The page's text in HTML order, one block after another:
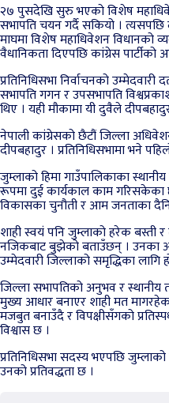
२७ पुसदेखि सुरु भएको विशेष
सभापति चयन गर्दै सकियो ।
माघमा विशेष महाधिवेशन विधानको
वैधानिकता दिएपछि कांग्रेस
प्रतिनिधिसभा निर्वाचनको
सभापति गगन र उपसभापति
थिए । यही मौकामा यी दुवैले
नेपाली कांग्रेसको छैटौं जिल्ला
दीपबहादुर । प्रतिनिधिसभामा भने
जुम्लाको हिमा गाउँपालिकाका
रूपमा दुई कार्यकाल काम गरिसकेका
विकासका चुनौती र आम जनताका
शाही स्वयं पनि जुम्लाको हरेक बस्ती
नजिकबाट बुझेको बताउँछन् । उनका
उम्मेदवारी जिल्लाको समृद्धिका लागि
जिल्ला सभापतिको अनुभव र स्थानीय
मुख्य आधार बनाएर शाही मत
मजबुत बनाउँदै र विपक्षीसँगको
विश्वास छ ।
प्रतिनिधिसभा सदस्य भएपछि
उनको प्रतिवद्धता छ ।